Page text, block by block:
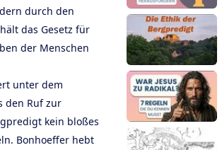
durch den
das Gesetz für
der Menschen
unter dem
den Ruf zur
kein bloßes
Bonhoeffer hebt